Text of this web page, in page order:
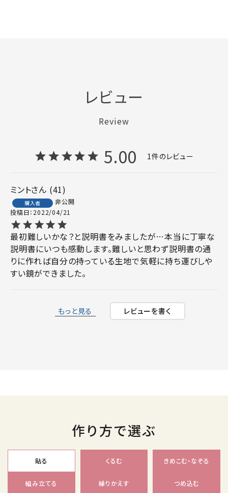
レビュー
Review
5.00 1
ミント 41
購入者
非公開
投稿日 2022/04/21
最初難しいかな？と説明書をみましたが…本当に丁寧な
説明書にいつも感動します。難しいと思わず説明書の通
りに作れば自分の持っている生地で気軽に持ち運びしや
すい鏡ができました。
もっと見る レビューを書く
作り方で選ぶ
貼る くるむ きめこむ・なぞる
組み立てる 繰りかえす つめ込む